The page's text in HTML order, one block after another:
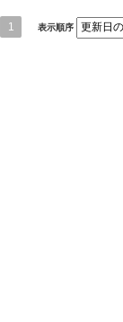
1 表示順序